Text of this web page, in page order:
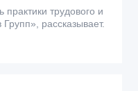
практики трудового и
рассказывает.